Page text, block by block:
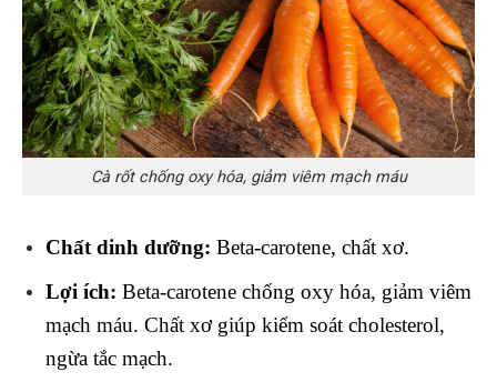
Cà rốt chống oxy hóa, giảm viêm mạch máu
Chất dinh dưỡng: Beta-carotene, chất xơ.
Lợi ích: Beta-carotene chống oxy hóa, giảm viêm
mạch máu. Chất xơ giúp kiểm soát cholesterol,
ngừa tắc mạch.